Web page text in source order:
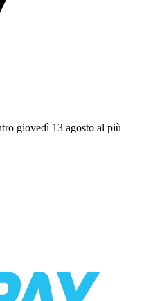
giovedì 13 agosto al più